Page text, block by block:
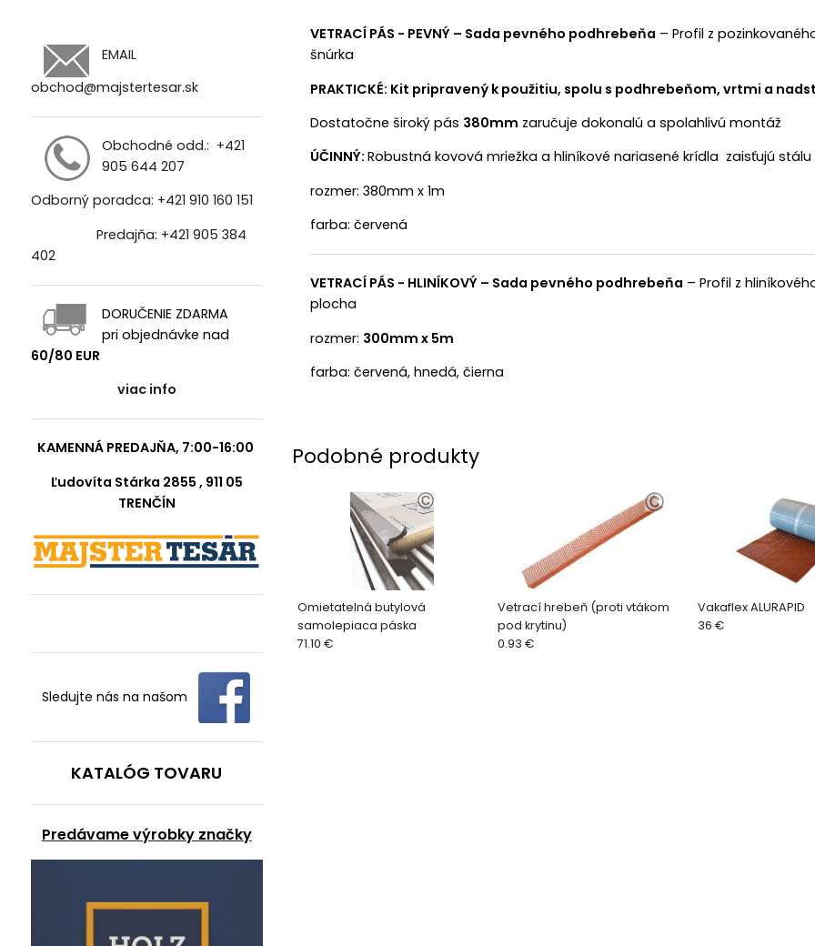
EMAIL
obchod@majstertesar.sk
Obchodné odd.: +421
905 644 207
Odborný poradca: +421 910 160 151
Predajňa: +421 905 384
402
DORUČENIE ZDARMA
pri objednávke nad
60/80 EUR
viac info
KAMENNÁ PREDAJŇA, 7:00-16:00
Ľudovíta Stárka 2855 , 911 05
TRENČÍN
Sledujte nás na našom
KATALÓG TOVARU
Predávame výrobky značky
VETRACÍ PÁS - PEVNÝ – Sada pevného podhrebeňa – Profil z
šnúrka
PRAKTICKÉ: Kit pripravený k použitiu, spolu s podhrebeňom, vrtmi a
Dostatočne široký pás 380mm zaručuje dokonalú a spolahlivú montáž
ÚČINNÝ: Robustná kovová mriežka a hliníkové nariasené krídla zaisťujú
rozmer: 380mm x 1m
farba: červená
VETRACÍ PÁS - HLINÍKOVÝ – Sada pevného podhrebeňa – Profil z
plocha
rozmer: 300mm x 5m
farba: červená, hnedá, čierna
Podobné produkty
Omietatelná butylová
samolepiaca páska
71.10 €
Vetrací hrebeň (proti vtákom
pod krytinu)
0.93 €
Vakaflex ALURAPID
36 €